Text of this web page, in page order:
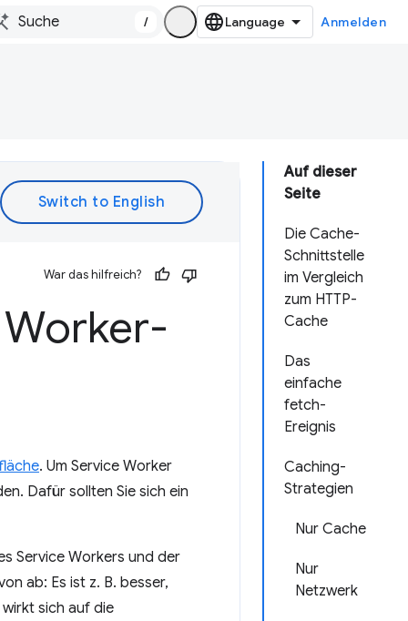
/ Anmelden
Auf dieser
Seite
Die Cache-
Schnittstelle
im Vergleich
zum HTTP-
Cache
Das
einfache
fetch-
Ereignis
Caching-
Strategien
Nur Cache
Nur
Netzwerk
War das hilfreich?
. Um Service Worker
Dafür sollten Sie sich ein
Service Workers und der
ab: Es ist z. B. besser,
sich auf die